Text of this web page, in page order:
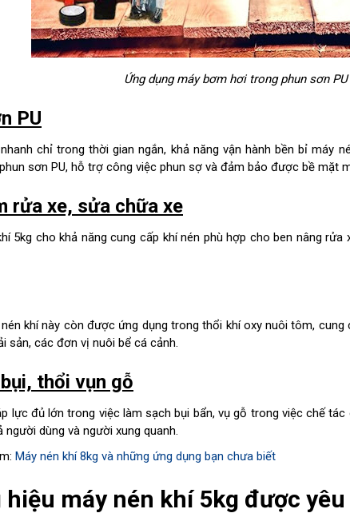
Ứng dụng máy bơm hơi trong phun sơn PU
PU
chỉ trong thời gian ngắn, khả năng vận hành bền bỉ máy
sơn PU, hỗ trợ công việc phun sợ và đảm bảo được bề mặt
rửa xe, sửa chữa xe
5kg cho khả năng cung cấp khí nén phù hợp cho ben nâng
khí này còn được ứng dụng trong thổi khí oxy nuôi tôm,
sản, các đơn vị nuôi bể cá cảnh.
thổi vụn gỗ
lực đủ lớn trong việc làm sạch bụi bẩn, vụ gỗ trong việc chế
dùng và người xung quanh.
Máy nén khí 8kg và những ứng dụng bạn chưa biết
hiệu máy nén khí 5kg được